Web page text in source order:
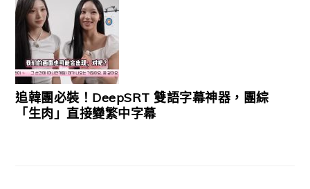
追韓團必裝！DeepSRT 雙語字幕神器，團綜
「生肉」直接變繁中字幕